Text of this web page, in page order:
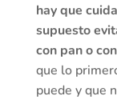
hay que
supuesto
con pan o
que lo
puede y que